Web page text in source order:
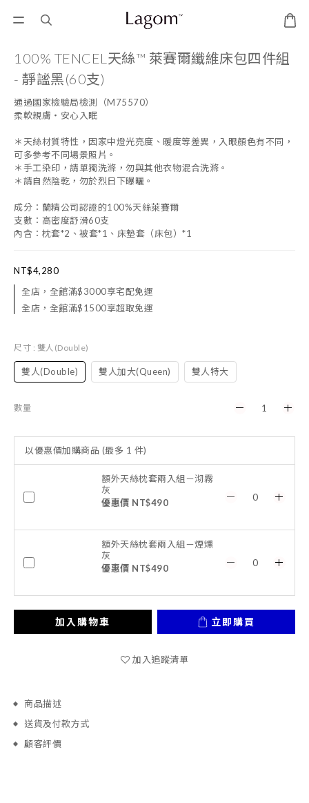
100% TENCEL天絲™ 萊賽爾纖維床包四件組
- 靜謐黑(60支)
通過國家檢驗局檢測（M75570）
柔軟親膚・安心入眠
＊天絲材質特性，因家中燈光亮度、暖度等差異，入眼顏色有不同，
可多參考不同場景照片。
＊手工染印，請單獨洗滌，勿與其他衣物混合洗滌。
＊請自然陰乾，勿於烈日下曝曬。
成分：蘭精公司認證的100%天絲萊賽爾
支數：高密度舒滑60支
內含：枕套*2、被套*1、床墊套（床包）*1
NT$4,280
全店，全館滿$3000享宅配免運
全店，全館滿$1500享超取免運
尺寸 : 雙人(Double)
雙人(Double) 雙人加大(Queen) 雙人特大
數量
以優惠價加購商品 (最多 1 件)
額外天絲枕套兩入組－沏霧
灰
優惠價 NT$490
額外天絲枕套兩入組－煙燻
灰
優惠價 NT$490
加入購物車 立即購買
加入追蹤清單
商品描述
送貨及付款方式
顧客評價